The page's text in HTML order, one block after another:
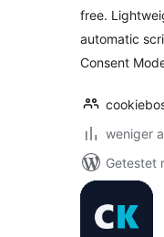
free.
automatic
Consent
weniger
Getestet